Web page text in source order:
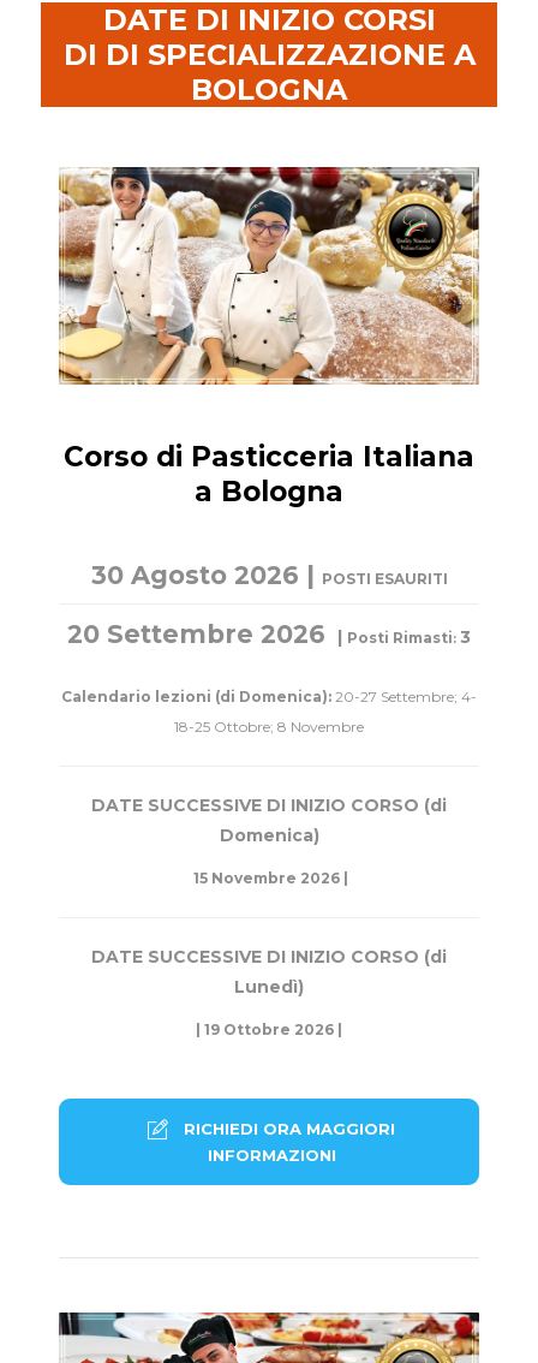
DATE DI INIZIO CORSI
DI DI SPECIALIZZAZIONE A
BOLOGNA
Corso di Pasticceria Italiana
a Bologna
30 Agosto 2026 | POSTI ESAURITI
20 Settembre 2026 Posti Rimasti: 3
Calendario lezioni (di Domenica): 20-27 Settembre; 4-
18-25 Ottobre; 8 Novembre
DATE SUCCESSIVE DI INIZIO CORSO (di
Domenica)
15 Novembre 2026 |
DATE SUCCESSIVE DI INIZIO CORSO (di
Lunedì)
| 19 Ottobre 2026 |
RICHIEDI ORA MAGGIORI
INFORMAZIONI